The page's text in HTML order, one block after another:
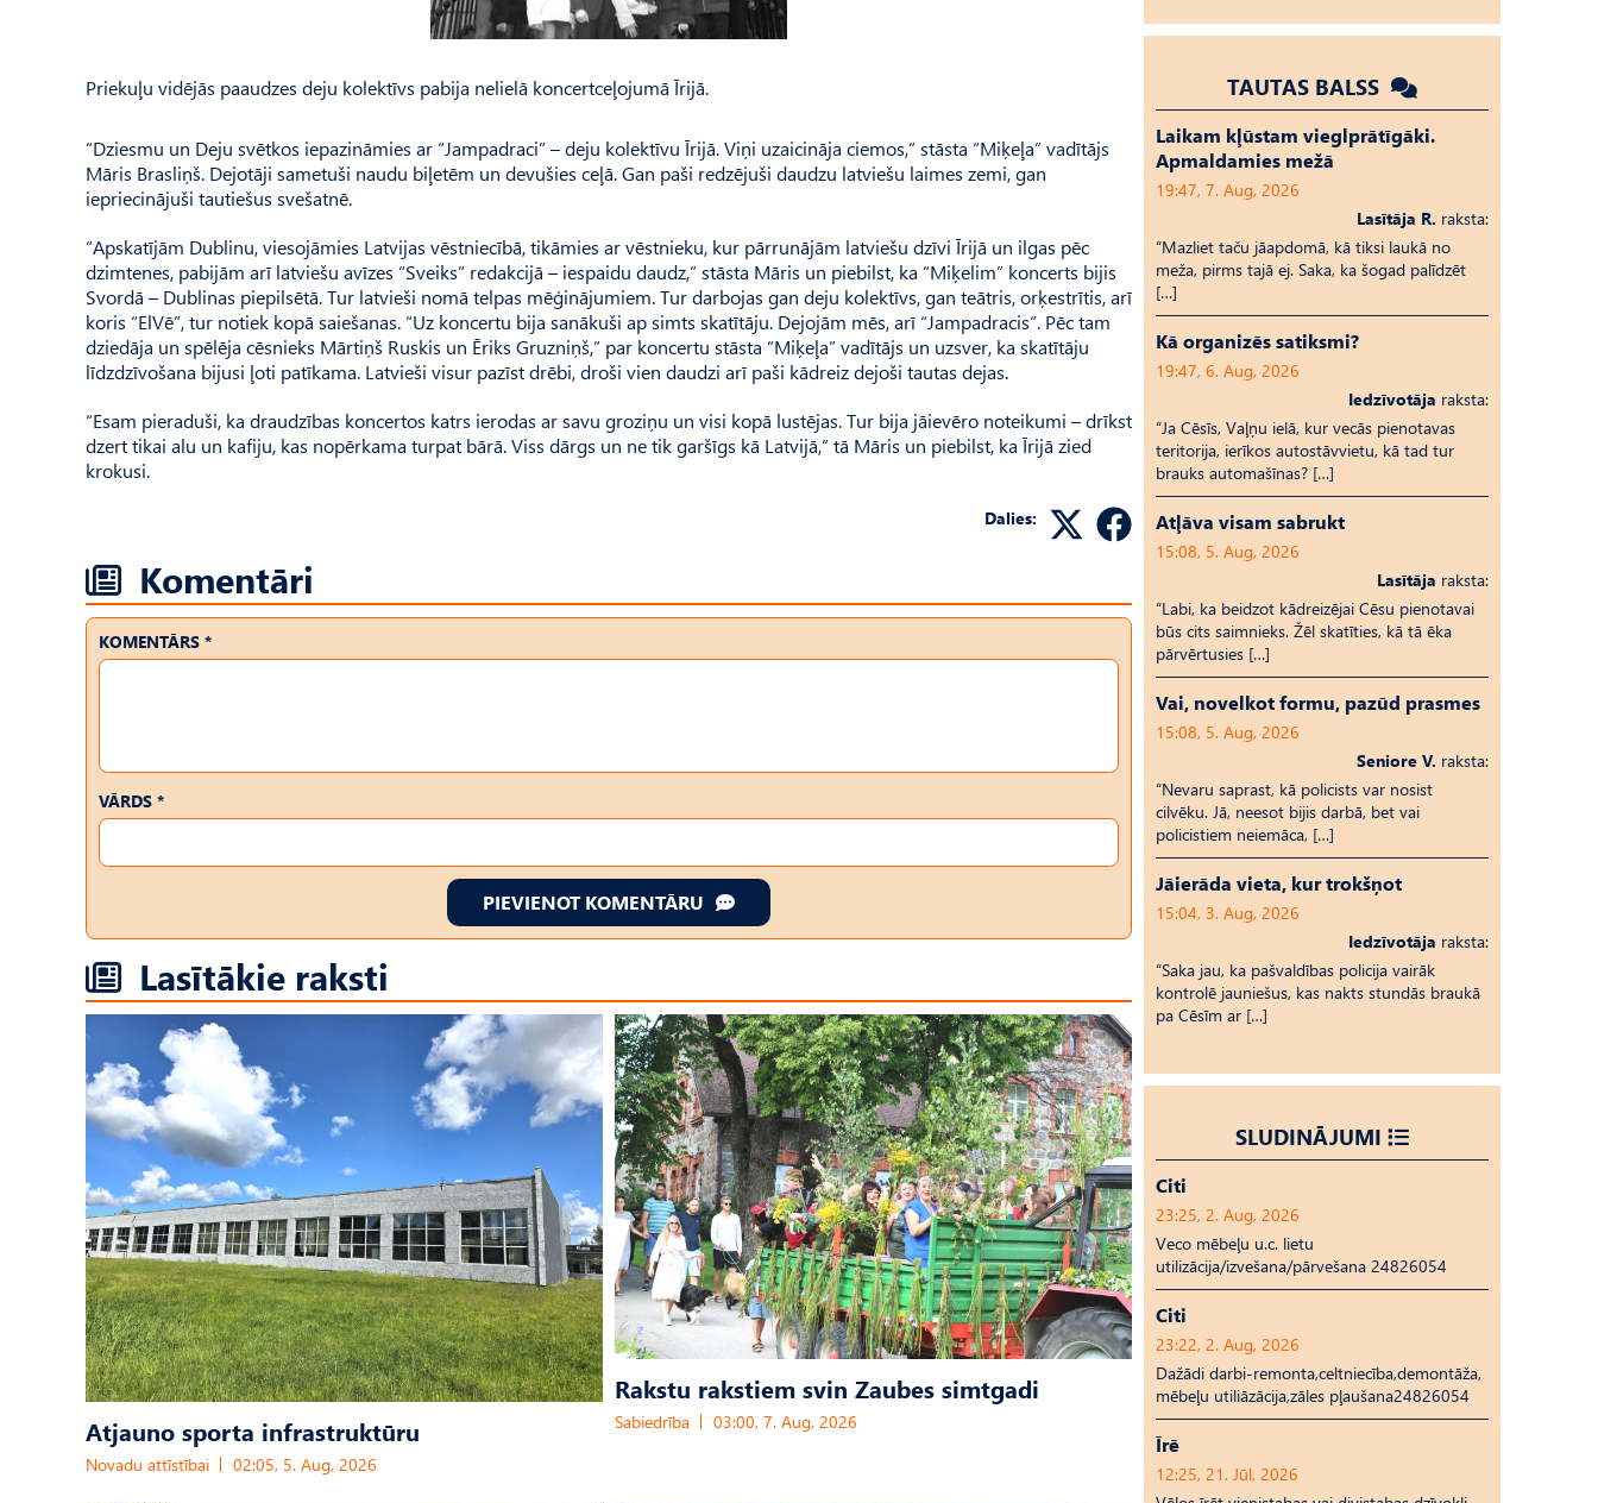
Priekuļu vidējās paaudzes deju kolektīvs pabija nelielā koncertceļojumā Īrijā.
“Dziesmu un Deju svētkos iepazināmies ar “Jampadraci” – deju kolektīvu Īrijā. Viņi uzaicināja ciemos,” stāsta “Miķeļa” vadītājs
Māris Brasliņš. Dejotāji sametuši naudu biļetēm un devušies ceļā. Gan paši redzējuši daudzu latviešu laimes zemi, gan
iepriecinājuši tautiešus svešatnē.
“Apskatījām Dublinu, viesojāmies Latvijas vēstniecībā, tikāmies ar vēstnieku, kur pārrunājām latviešu dzīvi Īrijā un ilgas pēc
dzimtenes, pabijām arī latviešu avīzes “Sveiks” redakcijā – iespaidu daudz,” stāsta Māris un piebilst, ka “Miķelim” koncerts bijis
Svordā – Dublinas piepilsētā. Tur latvieši nomā telpas mēģinājumiem. Tur darbojas gan deju kolektīvs, gan teātris, orķestrītis, arī
koris “ElVē”, tur notiek kopā saiešanas. “Uz koncertu bija sanākuši ap simts skatītāju. Dejojām mēs, arī “Jampadracis”. Pēc tam
dziedāja un spēlēja cēsnieks Mārtiņš Ruskis un Ēriks Gruzniņš,” par koncertu stāsta “Miķeļa” vadītājs un uzsver, ka skatītāju
līdzdzīvošana bijusi ļoti patīkama. Latvieši visur pazīst drēbi, droši vien daudzi arī paši kādreiz dejoši tautas dejas.
“Esam pieraduši, ka draudzības koncertos katrs ierodas ar savu groziņu un visi kopā lustējas. Tur bija jāievēro noteikumi – drīkst
dzert tikai alu un kafiju, kas nopērkama turpat bārā. Viss dārgs un ne tik garšīgs kā Latvijā,” tā Māris un piebilst, ka Īrijā zied
krokusi.
Dalies:
Komentāri
KOMENTĀRS *
VĀRDS *
PIEVIENOT KOMENTĀRU
Lasītākie raksti
Atjauno sporta infrastruktūru
Novadu attīstībai 02:05, 5. Aug, 2026
Rakstu rakstiem svin Zaubes simtgadi
Sabiedrība 03:00, 7. Aug, 2026
TAUTAS BALSS
Laikam kļūstam vieglprātīgāki.
Apmaldamies mežā
19:47, 7. Aug, 2026
Lasītāja R. raksta:
“Mazliet taču jāapdomā, kā tiksi laukā no
meža, pirms tajā ej. Saka, ka šogad palīdzēt
[…]
Kā organizēs satiksmi?
19:47, 6. Aug, 2026
Iedzīvotāja raksta:
“Ja Cēsīs, Vaļņu ielā, kur vecās pienotavas
teritorija, ierīkos autostāvvietu, kā tad tur
brauks automašīnas? […]
Atļāva visam sabrukt
15:08, 5. Aug, 2026
Lasītāja raksta:
“Labi, ka beidzot kādreizējai Cēsu pienotavai
būs cits saimnieks. Žēl skatīties, kā tā ēka
pārvērtusies […]
Vai, novelkot formu, pazūd prasmes
15:08, 5. Aug, 2026
Seniore V. raksta:
“Nevaru saprast, kā policists var nosist
cilvēku. Jā, neesot bijis darbā, bet vai
policistiem neiemāca, […]
Jāierāda vieta, kur trokšņot
15:04, 3. Aug, 2026
Iedzīvotāja raksta:
“Saka jau, ka pašvaldības policija vairāk
kontrolē jauniešus, kas nakts stundās braukā
pa Cēsīm ar […]
SLUDINĀJUMI
Citi
23:25, 2. Aug, 2026
Veco mēbeļu u.c. lietu
utilizācija/izvešana/pārvešana 24826054
Citi
23:22, 2. Aug, 2026
Dažādi darbi-remonta,celtniecība,demontāža,
mēbeļu utiliāzācija,zāles pļaušana24826054
Īrē
12:25, 21. Jūl, 2026